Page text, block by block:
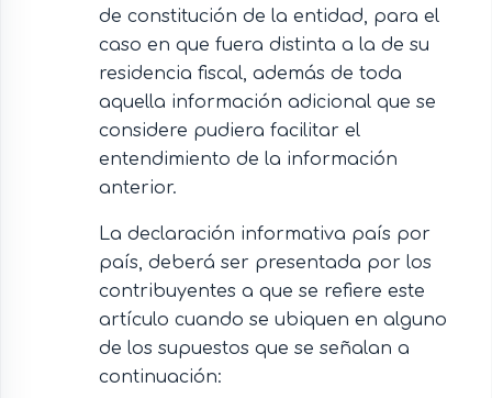
de constitución de la entidad, para el
caso en que fuera distinta a la de su
residencia fiscal, además de toda
aquella información adicional que se
considere pudiera facilitar el
entendimiento de la información
anterior.
La declaración informativa país por
país, deberá ser presentada por los
contribuyentes a que se refiere este
artículo cuando se ubiquen en alguno
de los supuestos que se señalan a
continuación: